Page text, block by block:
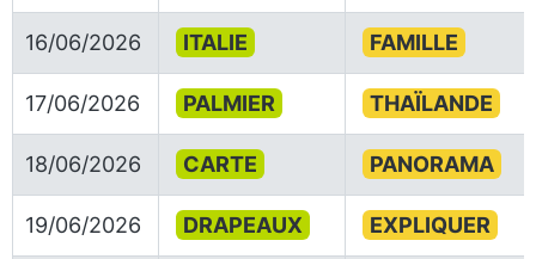
16/06/2026 ITALIE FAMILLE
17/06/2026 PALMIER THAÏLANDE
18/06/2026 CARTE PANORAMA
19/06/2026 DRAPEAUX EXPLIQUER